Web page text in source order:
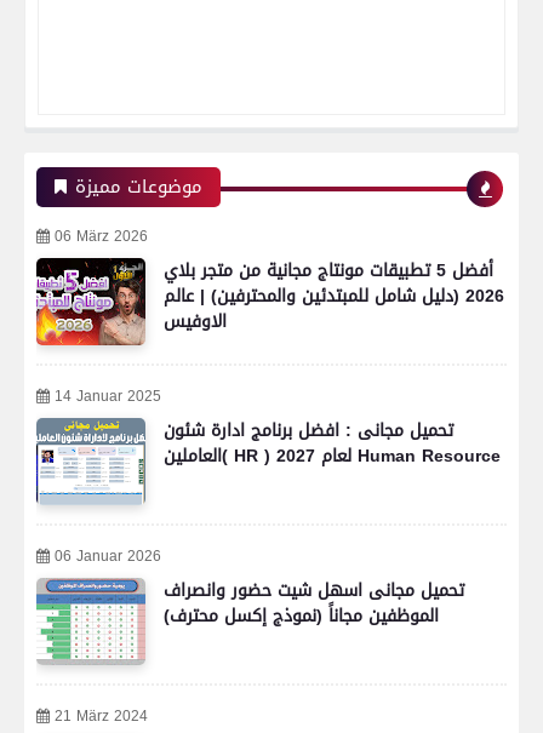
موضوعات مميزة
06 März 2026
أفضل 5 تطبيقات مونتاج مجانية من متجر بلاي
2026 (دليل شامل للمبتدئين والمحترفين) | عالم
الاوفيس
14 Januar 2025
تحميل مجانى : افضل برنامج ادارة شئون
العاملين( HR ) لعام 2027 Human Resource
06 Januar 2026
تحميل مجانى اسهل شيت حضور وانصراف
الموظفين مجاناً (نموذج إكسل محترف)
21 März 2024